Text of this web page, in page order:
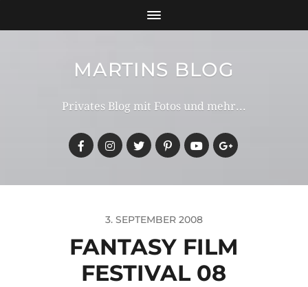
MARTINS BLOG
Privates Blog mit Fotos und mehr...
3. SEPTEMBER 2008
FANTASY FILM
FESTIVAL 08